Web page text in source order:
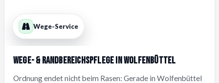
Wege-Service
Wege- & Randbereichspflege in Wolfenbüttel
Ordnung endet nicht beim Rasen: Gerade in Wolfenbüttel